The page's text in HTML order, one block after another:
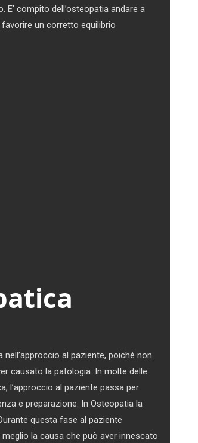
E’ compito dell’osteopatia andare a
favorire un corretto equilibrio
al paziente, poiché non
causato la patologia. In molte delle
l’approccio al paziente passa per
e preparazione. In Osteopatia la
questa fase al paziente
la causa che può aver innescato